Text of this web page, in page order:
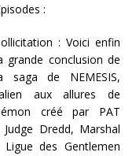
:
: Voici enfin
grande conclusion de
saga de NEMESIS,
aux allures de
créé par PAT
Dredd, Marshal
des Gentlemen